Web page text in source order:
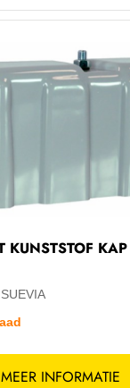
KUNSTSTOF
SUEVIA
MEER INFORMATIE